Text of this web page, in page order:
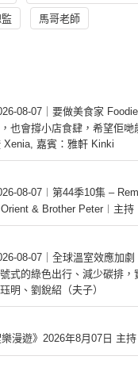
馬哥老師
08-07｜要做美食家
也會撐小店食肆，希望佢哋
Xenia, 嘉賓：雅軒 Kinki
08-07︱第44季10集 –
& Brother Peter︱主持
08-07｜全球溫室效應加
式的綠色出行、減少碳排
明、劉銳紹（夫子）
樂漫遊》2026年8月07日 主